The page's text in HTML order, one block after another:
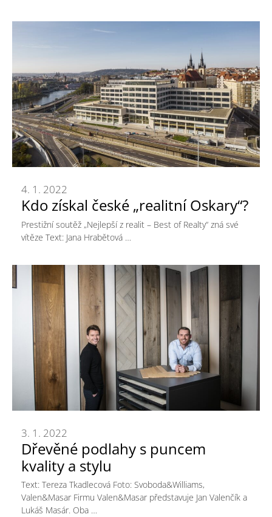
Kdo získal české „realitní Oskary“?
4. 1. 2022
Prestižní soutěž „Nejlepší z realit – Best of Realty“ zná své
vítěze Text: Jana Hrabětová …
Dřevěné podlahy s puncem
kvality a stylu
3. 1. 2022
Text: Tereza Tkadlecová Foto: Svoboda&Williams,
Valen&Masar Firmu Valen&Masar představuje Jan Valenčík a
Lukáš Masár. Oba …